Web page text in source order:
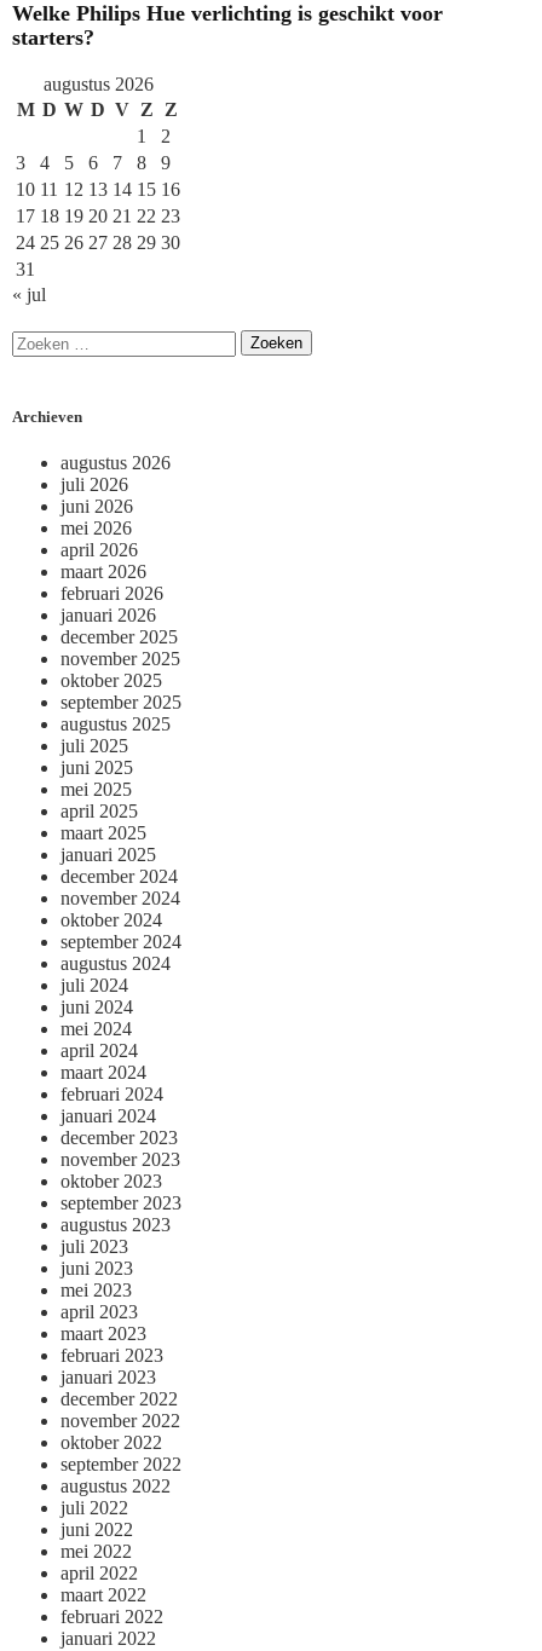
Welke Philips Hue verlichting is geschikt voor
starters?
augustus 2026
M D W D V Z
Z
1
2
3
4 5 6 7 8
9
10 11 12 13 14 15 16
17 18 19 20 21 22 23
24 25 26 27 28 29 30
31
« jul
Archieven
augustus 2026
juli 2026
juni 2026
mei 2026
april 2026
maart 2026
februari 2026
januari 2026
december 2025
november 2025
oktober 2025
september 2025
augustus 2025
juli 2025
juni 2025
mei 2025
april 2025
maart 2025
januari 2025
december 2024
november 2024
oktober 2024
september 2024
augustus 2024
juli 2024
juni 2024
mei 2024
april 2024
maart 2024
februari 2024
januari 2024
december 2023
november 2023
oktober 2023
september 2023
augustus 2023
juli 2023
juni 2023
mei 2023
april 2023
maart 2023
februari 2023
januari 2023
december 2022
november 2022
oktober 2022
september 2022
augustus 2022
juli 2022
juni 2022
mei 2022
april 2022
maart 2022
februari 2022
januari 2022